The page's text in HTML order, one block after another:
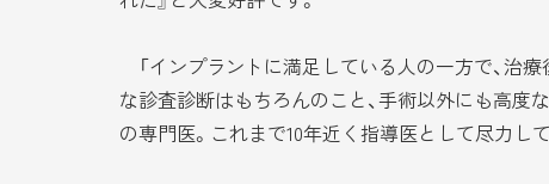
「インプラントに満足している人の一方で、治
な診査診断はもちろんのこと、手術以外にも高度
の専門医。これまで10年近く指導医として尽力し